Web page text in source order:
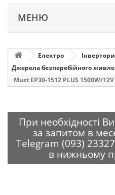
МЕНЮ
Електро
Інвертори
Джерела безперебійного
Must EP30-1512 PLUS 1500W/12V
При необхідності
за запитом в
Telegram (093)
в нижньому